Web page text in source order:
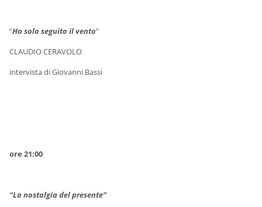
“Ho solo seguito il vento”
CLAUDIO CERAVOLO
intervista di Giovanni Bassi
ore 21:00
“La nostalgia del presente”